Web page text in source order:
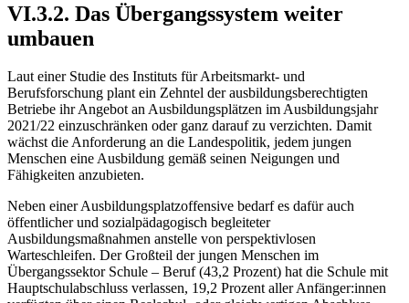
VI.3.2. Das Übergangssystem weiter
umbauen
Laut einer Studie des Instituts für Arbeitsmarkt- und
Berufsforschung plant ein Zehntel der ausbildungsberechtigten
Betriebe ihr Angebot an Ausbildungsplätzen im Ausbildungsjahr
2021/22 einzuschränken oder ganz darauf zu verzichten. Damit
wächst die Anforderung an die Landespolitik, jedem jungen
Menschen eine Ausbildung gemäß seinen Neigungen und
Fähigkeiten anzubieten.
Neben einer Ausbildungsplatzoffensive bedarf es dafür auch
öffentlicher und sozialpädagogisch begleiteter
Ausbildungsmaßnahmen anstelle von perspektivlosen
Warteschleifen. Der Großteil der jungen Menschen im
Übergangssektor Schule – Beruf (43,2 Prozent) hat die Schule mit
Hauptschulabschluss verlassen, 19,2 Prozent aller Anfänger:innen